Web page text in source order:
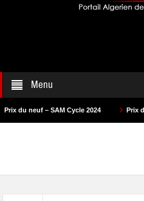
Menu
– SAM Cycle 2024 Prix du neuf –